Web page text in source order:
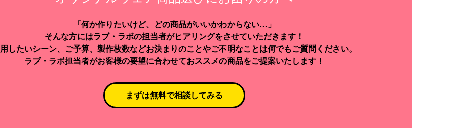
「何か作りたいけど、どの商品がいいかわからない…」
そんな方にはラブ・ラボの担当者がヒアリングをさせていただきます！
したいシーン、ご予算、製作枚数などお決まりのことやご不明なことは何でもご質問ください。
ラブ・ラボ担当者がお客様の要望に合わせておススメの商品をご提案いたします！
まずは無料で相談してみる